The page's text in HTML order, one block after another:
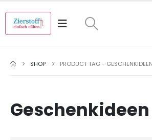
SHOP PRODUCT TAG - GESCHENKIDEEN
Geschenkideen